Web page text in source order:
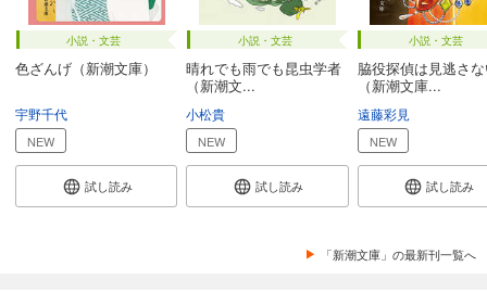
小説・文芸
色ざんげ（新潮文庫）
宇野千代
NEW
試し読み
小説・文芸
晴れでも雨でも昆虫学者
（新潮文...
小松貴
NEW
試し読み
小説・文芸
脇役探偵は見逃さ
（新潮文庫...
遠藤彩見
NEW
試し読み
「新潮文庫」の最新刊一覧へ